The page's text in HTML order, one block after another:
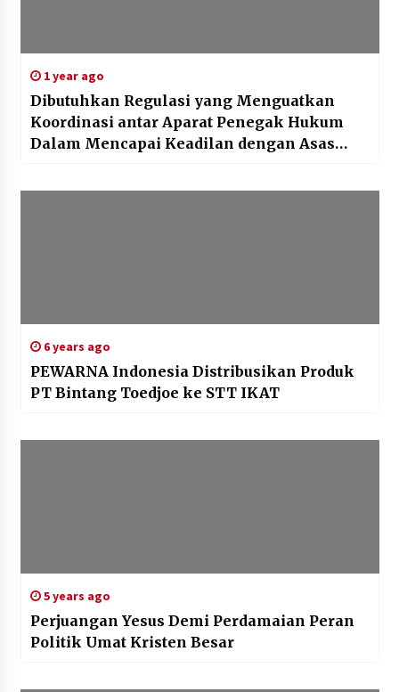
1 year ago
Dibutuhkan Regulasi yang Menguatkan
Koordinasi antar Aparat Penegak Hukum
Dalam Mencapai Keadilan dengan Asas
6 years ago
PEWARNA Indonesia Distribusikan Produk
PT Bintang Toedjoe ke STT IKAT
5 years ago
Perjuangan Yesus Demi Perdamaian Peran
Politik Umat Kristen Besar